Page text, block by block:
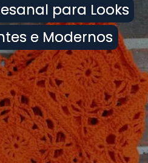
para Looks
e Modernos
para Looks
e Modernos